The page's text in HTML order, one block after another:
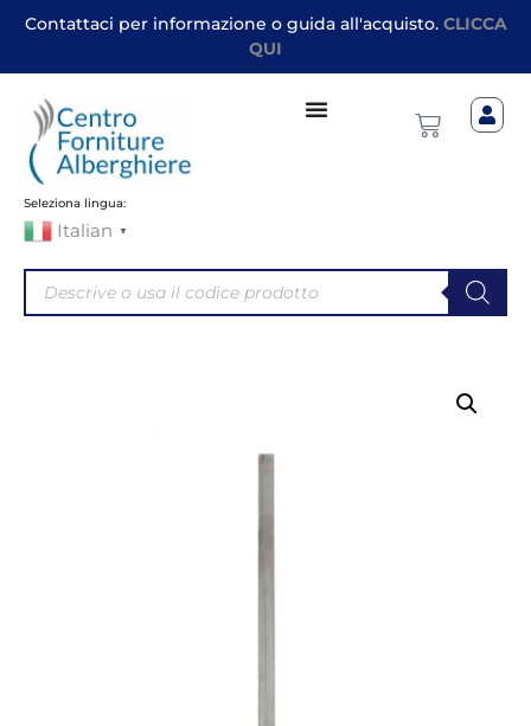
Contattaci per informazione o guida all'acquisto. CLICCA
QUI
Seleziona lingua:
Italian ▼